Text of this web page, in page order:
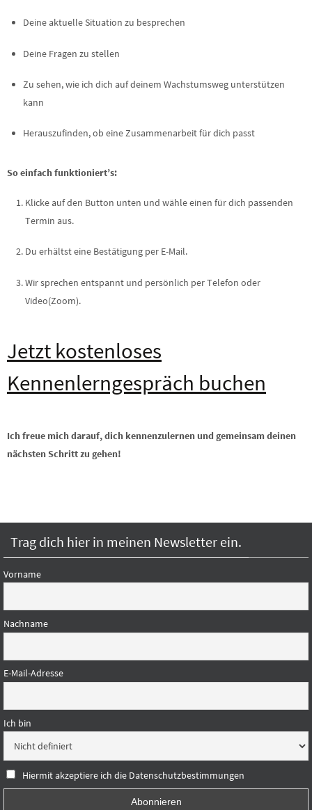
Deine aktuelle Situation zu besprechen
Deine Fragen zu stellen
Zu sehen, wie ich dich auf deinem Wachstumsweg unterstützen
kann
Herauszufinden, ob eine Zusammenarbeit für dich passt
So einfach funktioniert’s:
Klicke auf den Button unten und wähle einen für dich passenden
Termin aus.
Du erhältst eine Bestätigung per E-Mail.
Wir sprechen entspannt und persönlich per Telefon oder
Video(Zoom).
Jetzt kostenloses
Kennenlerngespräch buchen
Ich freue mich darauf, dich kennenzulernen und gemeinsam deinen
nächsten Schritt zu gehen!
Trag dich hier in meinen Newsletter ein.
Vorname
Nachname
E-Mail-Adresse
Ich bin
Hiermit akzeptiere ich die Datenschutzbestimmungen